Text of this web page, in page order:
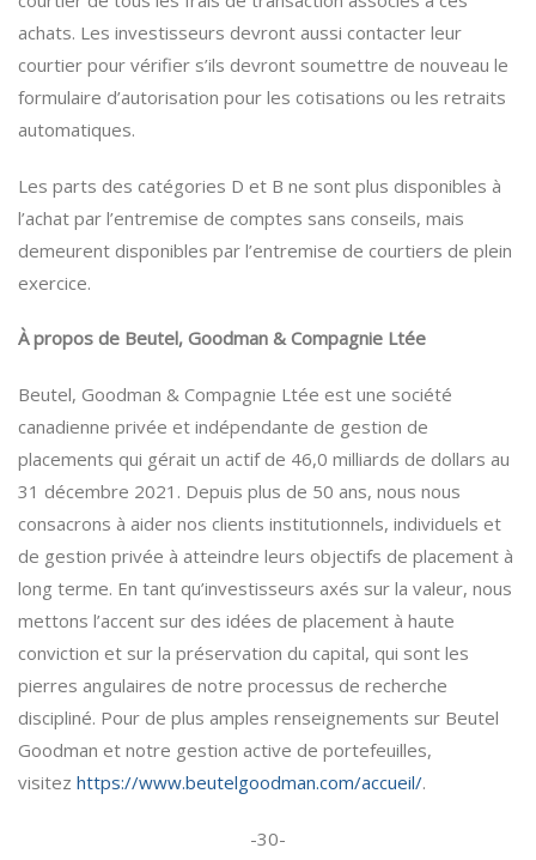
achats. Les investisseurs devront aussi contacter leur
courtier pour vérifier s’ils devront soumettre de nouveau le
formulaire d’autorisation pour les cotisations ou les retraits
automatiques.
Les parts des catégories D et B ne sont plus disponibles à
l’achat par l’entremise de comptes sans conseils, mais
demeurent disponibles par l’entremise de courtiers de plein
exercice.
À propos de Beutel, Goodman & Compagnie Ltée
Beutel, Goodman & Compagnie Ltée est une société
canadienne privée et indépendante de gestion de
placements qui gérait un actif de 46,0 milliards de dollars au
31 décembre 2021. Depuis plus de 50 ans, nous nous
consacrons à aider nos clients institutionnels, individuels et
de gestion privée à atteindre leurs objectifs de placement à
long terme. En tant qu’investisseurs axés sur la valeur, nous
mettons l’accent sur des idées de placement à haute
conviction et sur la préservation du capital, qui sont les
pierres angulaires de notre processus de recherche
discipliné. Pour de plus amples renseignements sur Beutel
Goodman et notre gestion active de portefeuilles,
visitez https://www.beutelgoodman.com/accueil/.
-30-